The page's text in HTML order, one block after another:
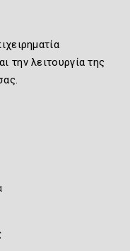
την λειτουργία της